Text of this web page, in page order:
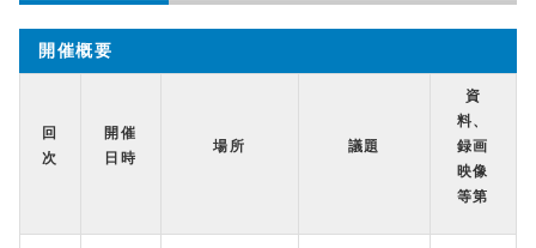
開催概要
回
次
開催
日時
場所 議題
資
料、
録画
映像
等第